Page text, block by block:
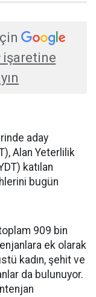
işaretine
aday
Alan Yeterlilik
katılan
bugün
909 bin
ek olarak
kadın, şehit ve
da bulunuyor.